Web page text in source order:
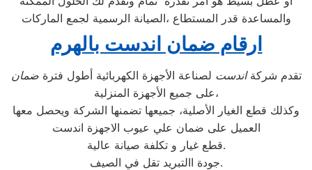
والمساعدة قدر المستطاع ،الصيانة الرسمية لجمع الماركات
ارقام ضمان اندست بالهرم
تقدم شركةاندست لصناعة الأجهزة الكهربائية أطول فترةضمان
على جميع الأجهزة المنزلية،
وكذلك قطع الغيار الأصلية، جميعها تضمنها الشركة ويحصل معها
العميل على ضمان علي عيوب الاجهزة اندست
قطع غيار و تكلفة صيانة عالية.
جودة االتبريد تقل في الصيف.